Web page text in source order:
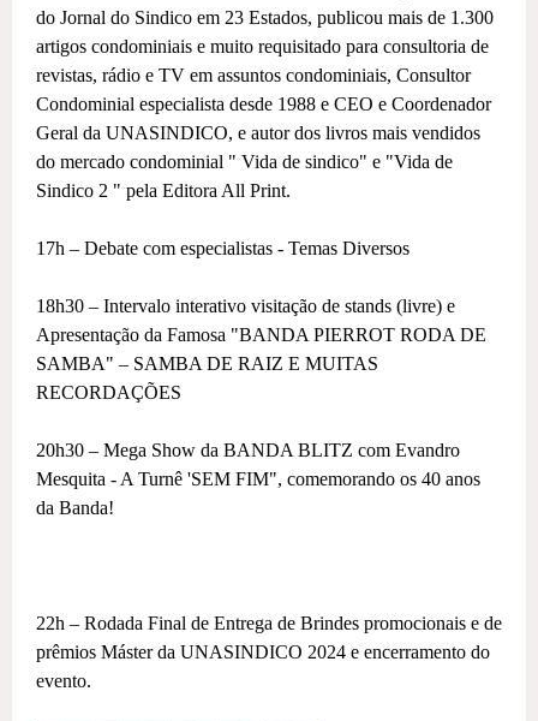
do Jornal do Sindico em 23 Estados, publicou mais de 1.300
artigos condominiais e muito requisitado para consultoria de
revistas, rádio e TV em assuntos condominiais, Consultor
Condominial especialista desde 1988 e CEO e Coordenador
Geral da UNASINDICO, e autor dos livros mais vendidos
do mercado condominial " Vida de sindico" e "Vida de
Sindico 2 " pela Editora All Print.
17h – Debate com especialistas - Temas Diversos
18h30 – Intervalo interativo visitação de stands (livre) e
Apresentação da Famosa "BANDA PIERROT RODA DE
SAMBA" – SAMBA DE RAIZ E MUITAS
RECORDAÇÕES
20h30 – Mega Show da BANDA BLITZ com Evandro
Mesquita - A Turnê 'SEM FIM", comemorando os 40 anos
da Banda!
22h – Rodada Final de Entrega de Brindes promocionais e de
prêmios Máster da UNASINDICO 2024 e encerramento do
evento.